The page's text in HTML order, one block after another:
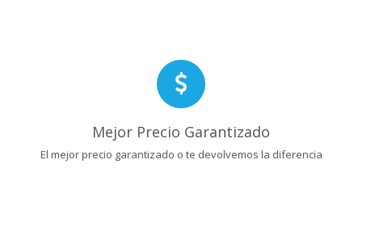
Mejor Precio Garantizado
El mejor precio garantizado o te devolvemos la diferencia